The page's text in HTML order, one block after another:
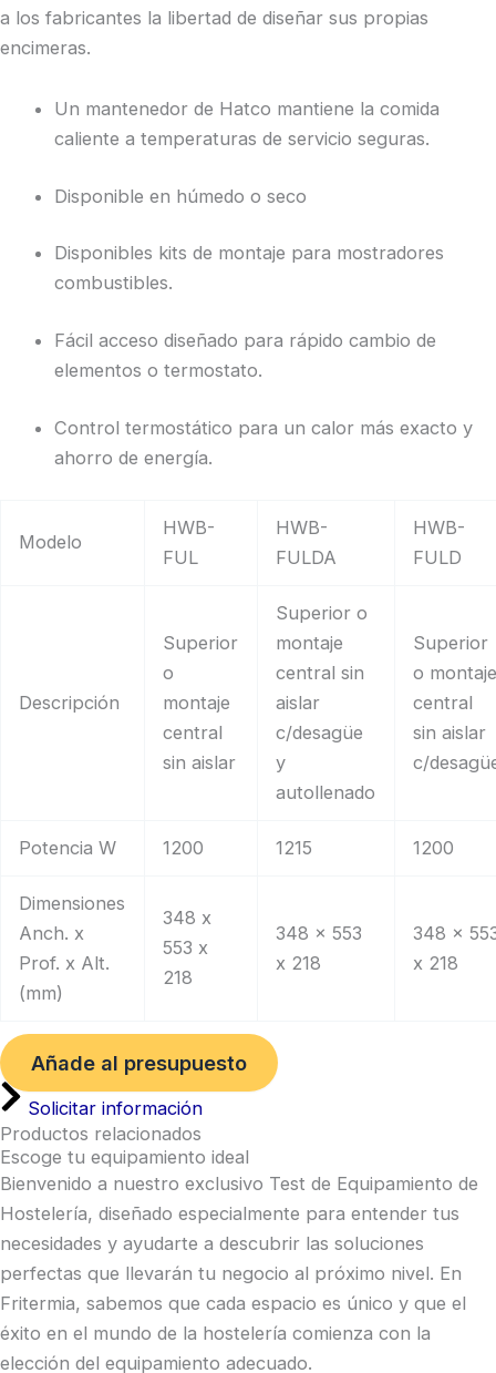
a los fabricantes la libertad de diseñar sus propias
encimeras.
Un mantenedor de Hatco mantiene la comida
caliente a temperaturas de servicio seguras.
Disponible en húmedo o seco
Disponibles kits de montaje para mostradores
combustibles.
Fácil acceso diseñado para rápido cambio de
elementos o termostato.
Control termostático para un calor más exacto y
ahorro de energía.
Modelo
HWB-
FUL
HWB-
FULDA
HWB-
FULD
Descripción
Superior
o
montaje
central
sin aislar
Superior o
montaje
central sin
aislar
c/desagüe
y
autollenado
Superior
o
central
sin aislar
c/
Potencia W 1200 1215 1200
Dimensiones
Anch. x
Prof. x Alt.
(mm)
348 x
553 x
218
348 x 553
x 218
348 x
x 218
Añade al presupuesto
Solicitar información
Productos relacionados
Escoge tu equipamiento ideal
Bienvenido a nuestro exclusivo Test de Equipamiento de
Hostelería, diseñado especialmente para entender tus
necesidades y ayudarte a descubrir las soluciones
perfectas que llevarán tu negocio al próximo nivel. En
Fritermia, sabemos que cada espacio es único y que el
éxito en el mundo de la hostelería comienza con la
elección del equipamiento adecuado.